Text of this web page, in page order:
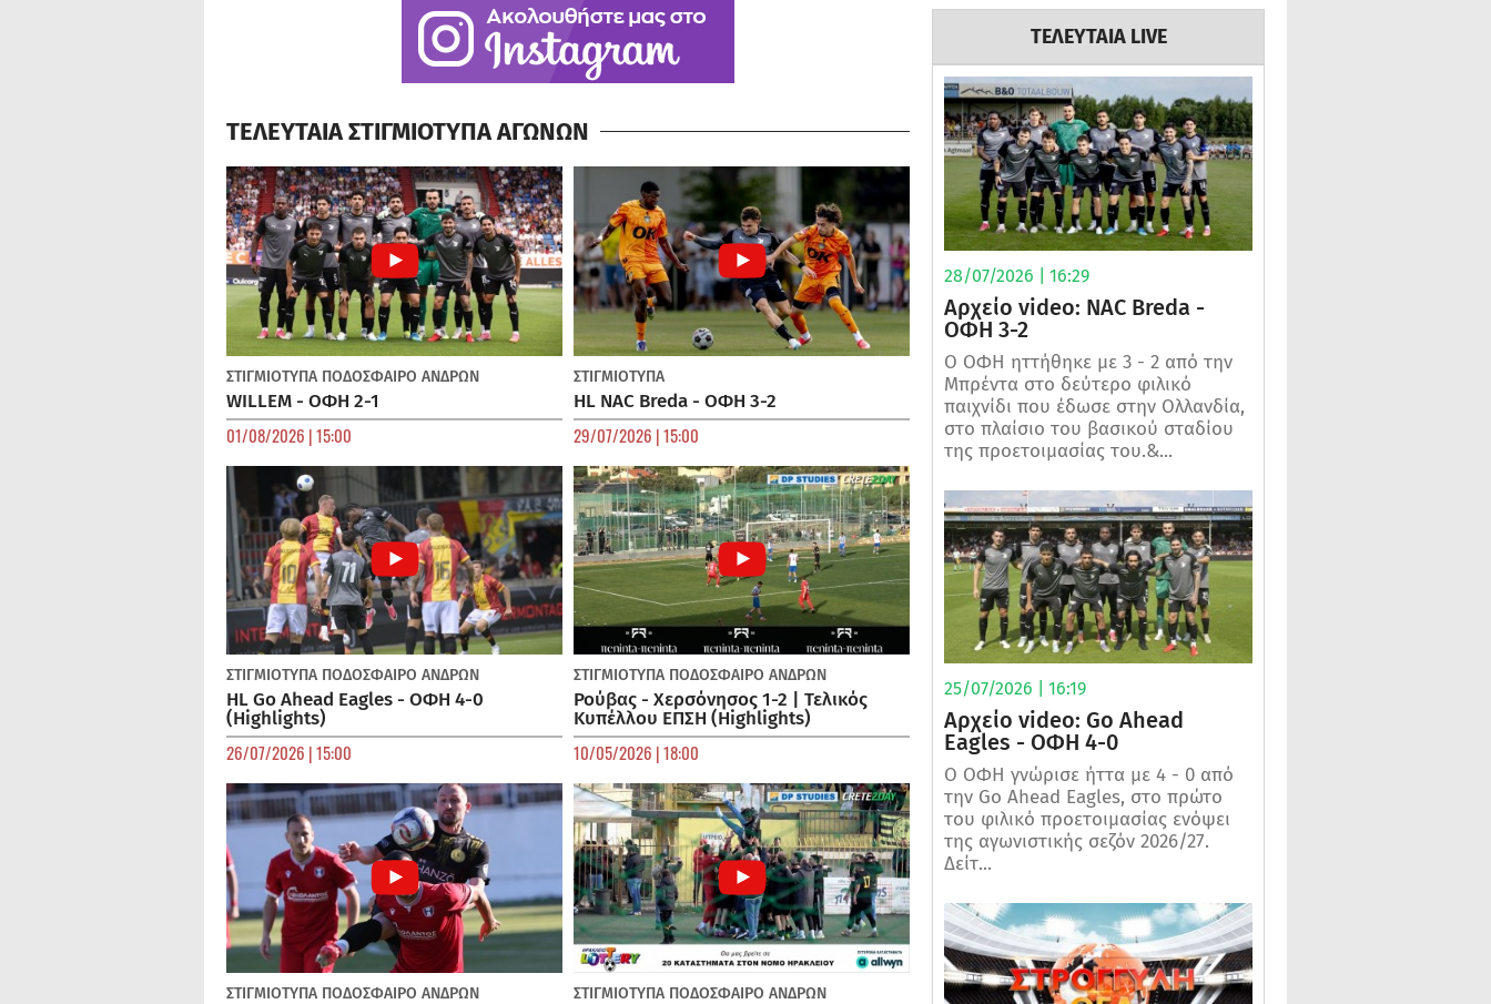
ΤΕΛΕΥΤΑΙΑ ΣΤΙΓΜΙΟΤΥΠΑ ΑΓΩΝΩΝ
ΣΤΙΓΜΙΟΤΥΠΑ ΠΟΔΌΣΦΑΙΡΟ ΑΝΔΡΏΝ
WILLEM - ΟΦΗ 2-1
01/08/2026 | 15:00
ΣΤΙΓΜΙΟΤΥΠΑ
HL NAC Breda - ΟΦΗ 3-2
29/07/2026 | 15:00
ΣΤΙΓΜΙΟΤΥΠΑ ΠΟΔΌΣΦΑΙΡΟ ΑΝΔΡΏΝ
HL Go Ahead Eagles - ΟΦΗ 4-0
(Highlights)
26/07/2026 | 15:00
ΣΤΙΓΜΙΟΤΥΠΑ ΠΟΔΌΣΦΑΙΡΟ ΑΝΔΡΏΝ
Ρούβας - Χερσόνησος 1-2 | Τελικός
Κυπέλλου ΕΠΣΗ (Highlights)
10/05/2026 | 18:00
ΣΤΙΓΜΙΟΤΥΠΑ ΠΟΔΌΣΦΑΙΡΟ ΑΝΔΡΏΝ ΣΤΙΓΜΙΟΤΥΠΑ ΠΟΔΌΣΦΑΙΡΟ ΑΝΔΡΏΝ
ΤΕΛΕΥΤΑΙΑ LIVE
28/07/2026 | 16:29
Αρχείο video: NAC Breda -
ΟΦΗ 3-2
Ο ΟΦΗ ηττήθηκε με 3 - 2 από την
Μπρέντα στο δεύτερο φιλικό
παιχνίδι που έδωσε στην Ολλανδία,
στο πλαίσιο του βασικού σταδίου
της προετοιμασίας του.&...
25/07/2026 | 16:19
Αρχείο video: Go Ahead
Eagles - ΟΦΗ 4-0
Ο ΟΦΗ γνώρισε ήττα με 4 - 0 από
την Go Ahead Eagles, στο πρώτο
του φιλικό προετοιμασίας ενόψει
της αγωνιστικής σεζόν 2026/27.
Δείτ...